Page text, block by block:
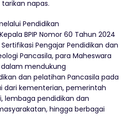
napas.
Pendidikan
BPIP Nomor 60 Tahun 2024
Pengajar Pendidikan dan
Pancasila, para Maheswara
mendukung
dan pelatihan Pancasila pada
dari kementerian, pemerintah
lembaga pendidikan dan
hingga berbagai